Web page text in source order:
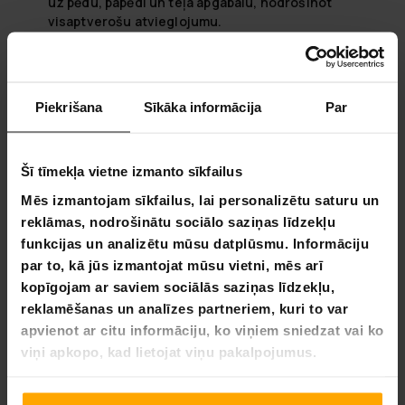
Piekrišana Sīkāka informācija Par
Šī tīmekļa vietne izmanto sīkfailus
Mēs izmantojam sīkfailus, lai personalizētu saturu un
reklāmas, nodrošinātu sociālo saziņas līdzekļu
funkcijas un analizētu mūsu datplūsmu. Informāciju
par to, kā jūs izmantojat mūsu vietni, mēs arī
kopīgojam ar saviem sociālās saziņas līdzekļu,
reklamēšanas un analīzes partneriem, kuri to var
apvienot ar citu informāciju, ko viņiem sniedzat vai ko
viņi apkopo, kad lietojat viņu pakalpojumus.
visaptverošu atvieglojumu.
pults, lai viegli pielāgotu ierīci bez nepieciešamības
Kāpēc izvēlēties Lykke gaisa spiediena kāju masētājs 1000
pielāgojamajiem iestatījumiem, lai mazinātu nogurumu un
uzlabotu asinsriti, konkrēti atbalstot jūsu ķermeņa
vajadzības.
Bezpiepūles darbība:Iekļautā tālvadības pults ļauj bez pūļu
veikt pielāgojumus, nodrošinot relaksāciju taustiņa
piespiešanas attālumā.
Terapeitiskas priekšrocības:
Tas ne tikai piedāvā atpūtu, bet
arī palīdz uzlabot asinsriti, paātrina atveseļošanos pēc
fiziskām aktivitātēm un mazina diskomfortu kājās.